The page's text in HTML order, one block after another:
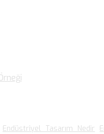
Endüstriyel Tasarım Nedir